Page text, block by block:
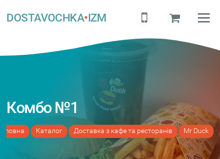
DOSTAVOCHKA•IZM
Комбо №1
Каталог Доставка з кафе та ресторанів Mr Duck